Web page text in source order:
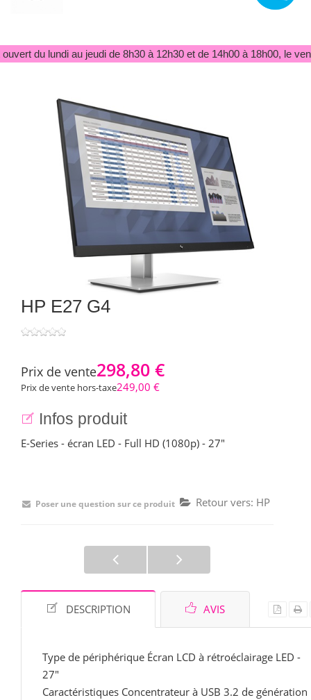
du lundi au jeudi de 8h30 à 12h30 et de 14h00 à 18h00, le
HP E27 G4
Prix ​​de vente298,80 €
Prix de vente hors-taxe249,00 €
Infos produit
E-Series - écran LED - Full HD (1080p) - 27"
Poser une question sur ce produit Retour vers: HP
DESCRIPTION AVIS
Type de périphérique Écran LCD à rétroéclairage LED -
27"
Caractéristiques Concentrateur à USB 3.2 de génération